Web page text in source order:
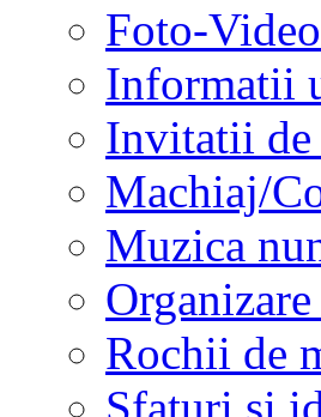
Foto-
Informatii
Invitatii de
Machiaj/
Muzica
Rochii de
Sfaturi si